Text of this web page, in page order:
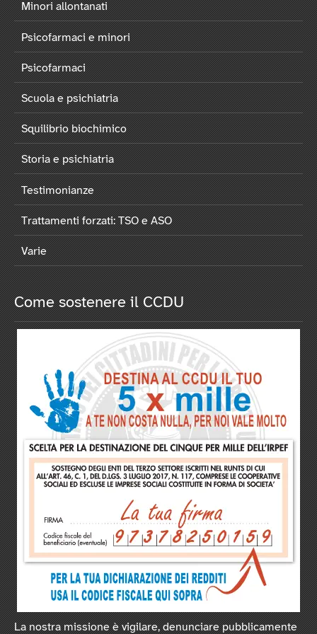
Minori allontanati
Psicofarmaci e minori
Psicofarmaci
Scuola e psichiatria
Squilibrio biochimico
Storia e psichiatria
Testimonianze
Trattamenti forzati: TSO e ASO
Varie
Come sostenere il CCDU
La nostra missione è vigilare, denunciare pubblicamente